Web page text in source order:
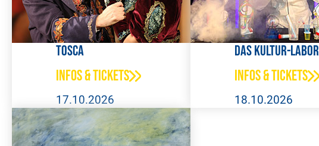
TOSCA
Infos & Tickets
17.10.2026
Das Kultur-Labor
Infos & Tickets
18.10.2026